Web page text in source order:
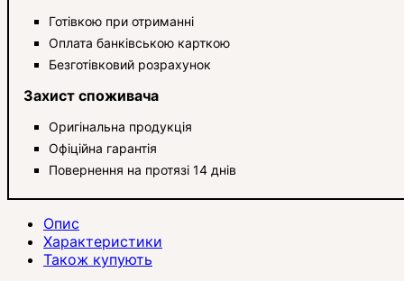
Готівкою при отриманні
Оплата банківською карткою
Безготівковий розрахунок
Захист споживача
Оригінальна продукція
Офіційна гарантія
Повернення на протязі 14 днів
Опис
Характеристики
Також купують